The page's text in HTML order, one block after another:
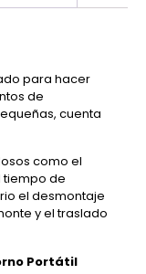
para hacer
de
cuenta
como el
tiempo de
el desmontaje
y el traslado
Portátil